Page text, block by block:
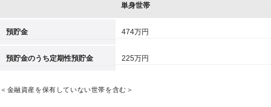
単身世帯
預貯金 474万円
預貯金のうち定期性預貯金 225万円
＜金融資産を保有していない世帯を含む＞